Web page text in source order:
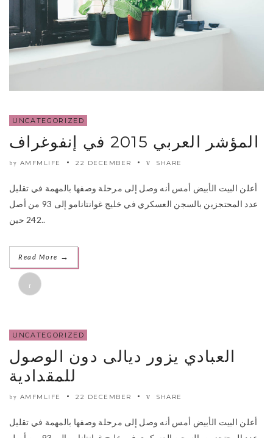
UNCATEGORIZED
المؤشر العربي 2015 في إنفوغراف
by AMFMLIFE 22 DECEMBER SHARE
أعلن البيت الأبيض أمس أنه وصل إلى مرحلة وصفها بالمهمة في تقليل
عدد المحتجزين بالسجن العسكري في خليج غوانتانامو إلى 93 من أصل
242 حين..
Read More →
UNCATEGORIZED
العبادي يزور ديالى دون الوصول
للمقدادية
by AMFMLIFE 22 DECEMBER SHARE
أعلن البيت الأبيض أمس أنه وصل إلى مرحلة وصفها بالمهمة في تقليل